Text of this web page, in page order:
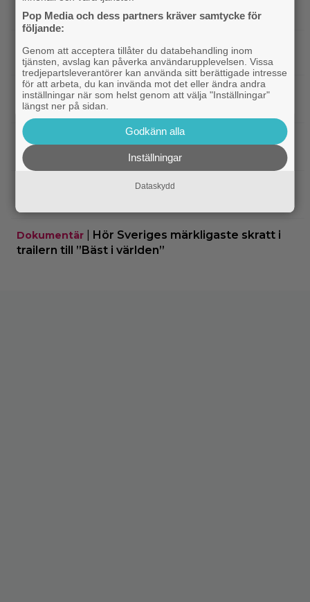
hoppas nya filmen blir en snackis
IKEA hyllas världen över – efter briljant blinkning
till Alexander Skarsgård
Apple TV|Bortglömd komedi från 1984 blev
Robin Williams favorit: ”Min bästa film”
HBO Max
Två nya skådisar redo att skapa
drama i ”Heated Rivalry” säsong 2
Netflix har stängt in en snubbe i en
Dokumentär
Hör Sveriges märkligaste skratt i
trailern till ”Bäst i världen”
Pop Media och dess partners kräver samtycke för
följande:
Genom att acceptera tillåter du databehandling inom
tjänsten, avslag kan påverka användarupplevelsen. Vissa
tredjepartsleverantörer kan använda sitt berättigade intresse
för att arbeta, du kan invända mot det eller ändra andra
inställningar när som helst genom att välja "Inställningar"
längst ner på sidan.
Godkänn alla
Inställningar
Dataskydd